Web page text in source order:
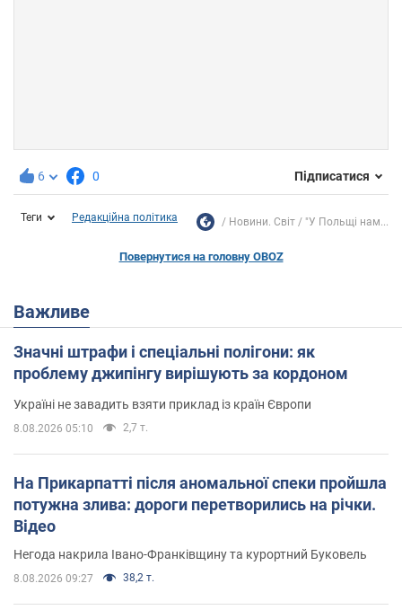
6 0 Підписатися
Теги Редакційна політика Новини. Світ "У Польщі нам...
Повернутися на головну OBOZ
Важливе
Значні штрафи і спеціальні полігони: як
проблему джипінгу вирішують за кордоном
Україні не завадить взяти приклад із країн Європи
8.08.2026 05:10 2,7 т.
На Прикарпатті після аномальної спеки пройшла
потужна злива: дороги перетворились на річки.
Відео
Негода накрила Івано-Франківщину та курортний Буковель
8.08.2026 09:27 38,2 т.